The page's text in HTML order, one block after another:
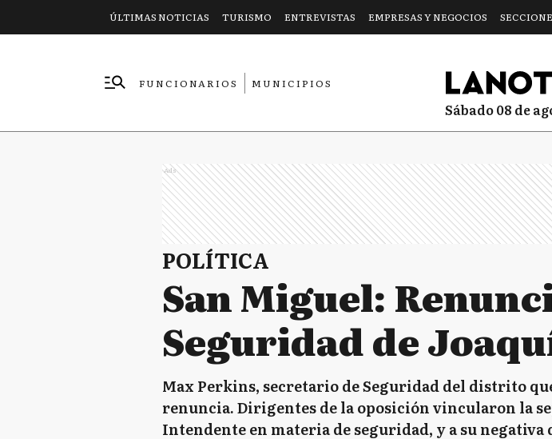
ÚLTIMAS NOTICIAS TURISMO ENTREVISTAS EMPRESAS Y NEGOCIOS
FUNCIONARIOS
MUNICIPIOS
sábado 08 de
Ads
POLÍTICA
San Miguel:
Seguridad de
Max Perkins, secretario de Seguridad del distrito
renuncia. Dirigentes de la oposición vincularon la
Intendente en materia de seguridad, y a su